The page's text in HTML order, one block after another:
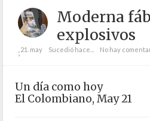
Moderna
explosivos
;21. may Sucedió hace... No hay
Un día como hoy
El Colombiano, May 21